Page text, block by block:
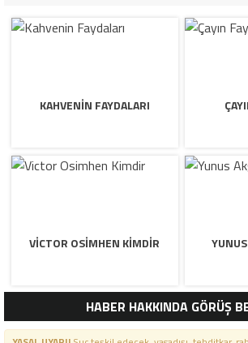
KAHVENIN FAYDALARI
VICTOR OSIMHEN KIMDIR
HABER HAKKINDA GÖRÜŞ